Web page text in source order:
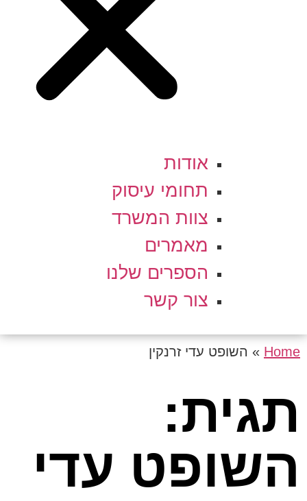
אודות
תחומי עיסוק
צוות המשרד
מאמרים
הספרים שלנו
צור קשר
Home
» השופט עדי זרנקין
תגית:
השופט עדי